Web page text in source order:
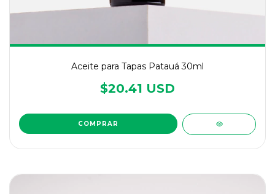
Aceite para Tapas Patauá 30ml
$20.41 USD